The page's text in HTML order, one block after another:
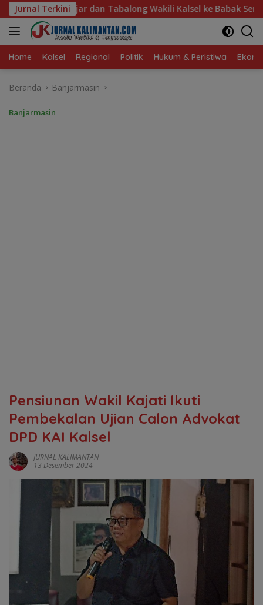
Langsung
ke
konten
Jurnal Terkini
Wakili Kalsel ke Babak Semifinal Gubernur Cup Road to
Home Kalsel Regional Politik Hukum & Peristiwa
Beranda Banjarmasin
Banjarmasin
Pensiunan Wakil Kajati Ikuti
Pembekalan Ujian Calon Advokat
DPD KAI Kalsel
JURNAL KALIMANTAN
13 Desember 2024